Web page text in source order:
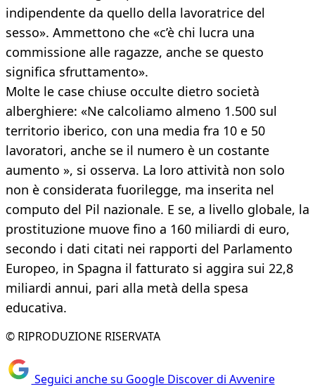
indipendente da quello della lavoratrice del
sesso». Ammettono che «c’è chi lucra una
commissione alle ragazze, anche se questo
significa sfruttamento».
Molte le case chiuse occulte dietro società
alberghiere: «Ne calcoliamo almeno 1.500 sul
territorio iberico, con una media fra 10 e 50
lavoratori, anche se il numero è un costante
aumento », si osserva. La loro attività non solo
non è considerata fuorilegge, ma inserita nel
computo del Pil nazionale. E se, a livello globale, la
prostituzione muove fino a 160 miliardi di euro,
secondo i dati citati nei rapporti del Parlamento
Europeo, in Spagna il fatturato si aggira sui 22,8
miliardi annui, pari alla metà della spesa
educativa.
© RIPRODUZIONE RISERVATA
Seguici anche su Google Discover di Avvenire